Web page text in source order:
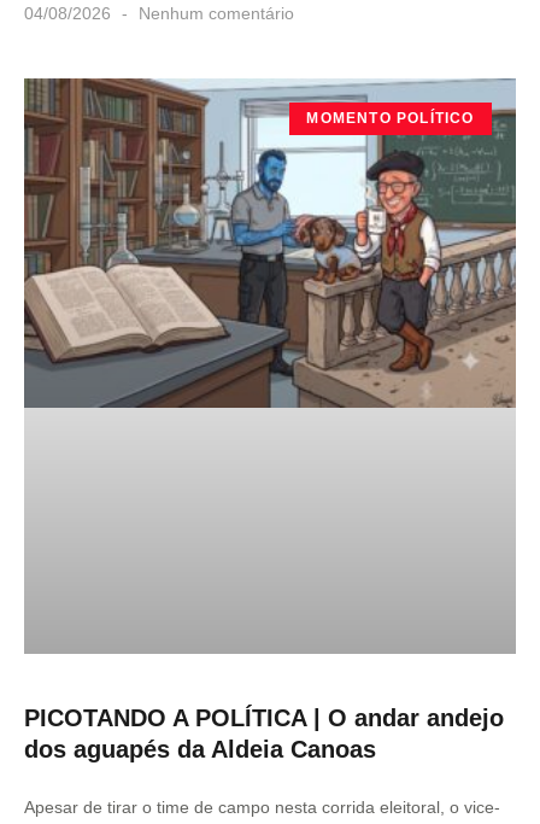
04/08/2026 Nenhum comentário
MOMENTO POLÍTICO
PICOTANDO A POLÍTICA | O andar andejo
dos aguapés da Aldeia Canoas
Apesar de tirar o time de campo nesta corrida eleitoral, o vice-